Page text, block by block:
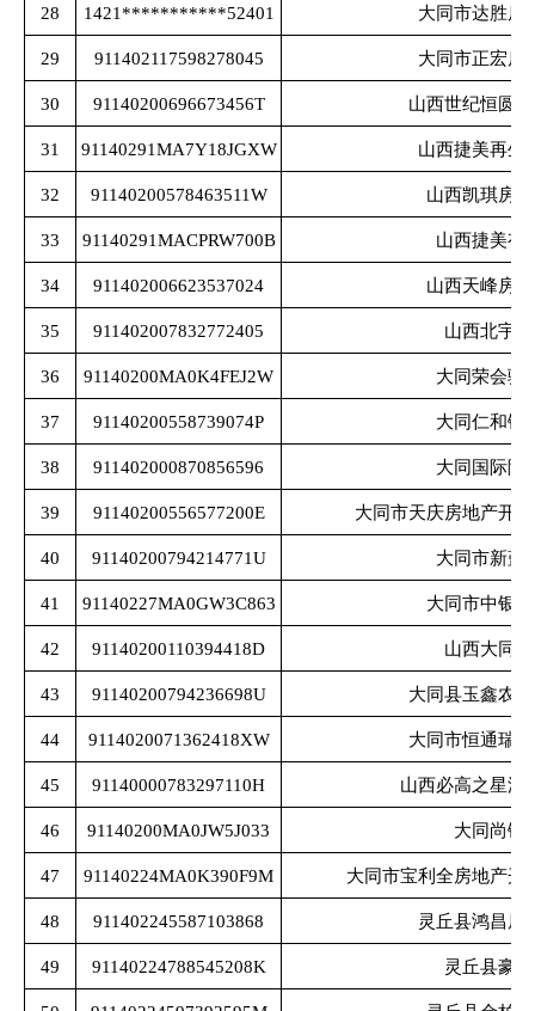
28 1421***********52401 大同市达胜房
29 911402117598278045 大同市正宏房
30 91140200696673456T 山西世纪恒圆
31 91140291MA7Y18JGXW 山西捷美再生
32 91140200578463511W 山西凯琪房
33 91140291MACPRW700B 山西捷美有
34 911402006623537024 山西天峰房
35 911402007832772405 山西北宇
36 91140200MA0K4FEJ2W 大同荣会骐
37 91140200558739074P 大同仁和铸
38 911402000870856596 大同国际陆
39 91140200556577200E 大同市天庆房地产开
40 91140200794214771U 大同市新蓝
41 91140227MA0GW3C863 大同市中银
42 91140200110394418D 山西大同
43 91140200794236698U 大同县玉鑫农
44 9114020071362418XW 大同市恒通瑞
45 91140000783297110H 山西必高之星汽
46 91140200MA0JW5J033 大同尚镁
47 91140224MA0K390F9M 大同市宝利全房地产开
48 911402245587103868 灵丘县鸿昌房
49 91140224788545208K 灵丘县豪